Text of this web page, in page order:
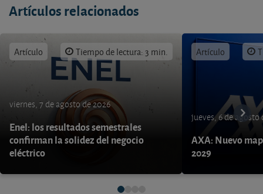
Artículos relacionados
Artículo Tiempo de lectura: 3 min.
viernes, 7 de agosto de 2026
Enel: los resultados semestrales
confirman la solidez del negocio
eléctrico
Artículo
jueves, 6 de agosto
AXA: Nuevo
2029